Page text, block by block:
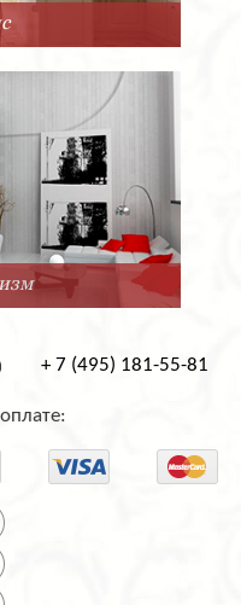
+ 7 (495) 181-55-81